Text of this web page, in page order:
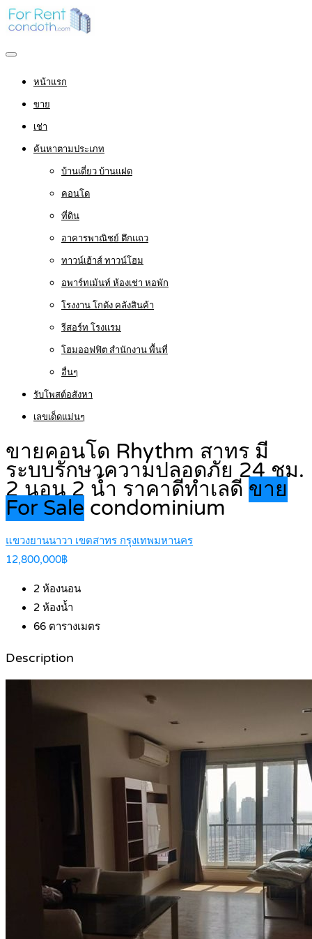
หน้าแรก
ขาย
เช่า
ค้นหาตามประเภท
บ้านเดี่ยว บ้านแฝด
คอนโด
ที่ดิน
อาคารพาณิชย์ ตึกแถว
ทาวน์เฮ้าส์ ทาวน์โฮม
อพาร์ทเม้นท์ ห้องเช่า หอพัก
โรงงาน โกดัง คลังสินค้า
รีสอร์ท โรงแรม
โฮมออฟฟิต สำนักงาน พื้นที่
อื่นๆ
รับโพสต์อสังหา
เลขเด็ดแม่นๆ
ขายคอนโด Rhythm สาทร มี
ระบบรักษาความปลอดภัย 24 ชม.
2 นอน 2 น้ำ ราคาดีทำเลดี ขาย
For Sale condominium
แขวงยานนาวา เขตสาทร กรุงเทพมหานคร
12,800,000฿
2 ห้องนอน
2 ห้องน้ำ
66 ตารางเมตร
Description